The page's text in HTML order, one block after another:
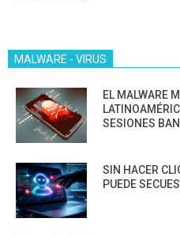
MALWARE - VIRUS
EL MALWARE
SESIONES
SIN HACER
PUEDE